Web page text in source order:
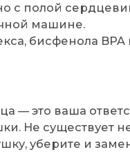
с полой
машине.
бисфенола BPA
— это ваша
Не существует
уберите и